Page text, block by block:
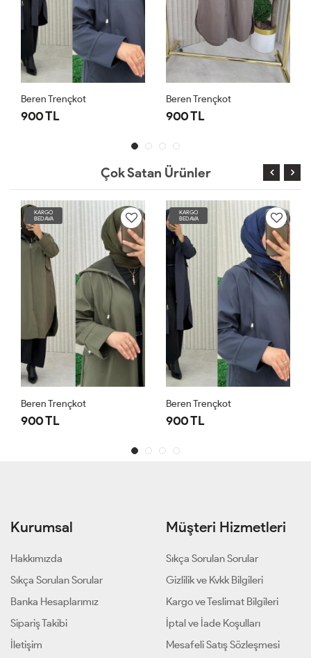
Beren Trençkot
900 TL
Beren Trençkot
900 TL
Çok Satan Ürünler
KARGO
BEDAVA
Beren Trençkot
900 TL
KARGO
BEDAVA
Beren Trençkot
900 TL
Kurumsal
Hakkımızda
Sıkça Sorulan Sorular
Banka Hesaplarımız
Sipariş Takibi
İletişim
Müşteri Hizmetleri
Sıkça Sorulan Sorular
Gizlilik ve Kvkk Bilgileri
Kargo ve Teslimat Bilgileri
İptal ve İade Koşulları
Mesafeli Satış Sözleşmesi